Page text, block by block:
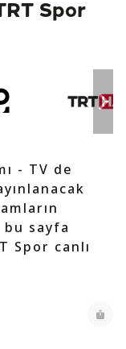
Spor
- TV de
bu sayfa
Spor canlı